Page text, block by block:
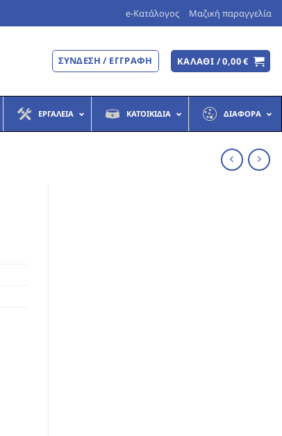
e-Κατάλογος Μαζική παραγγελία
ΣΎΝΔΕΣΗ / ΕΓΓΡΑΦΉ ΚΑΛΆΘΙ /0,00€
ΕΡΓΑΛΕΊΑ ΚΑΤΟΙΚΊΔΙΑ ΔΙΆΦΟΡΑ